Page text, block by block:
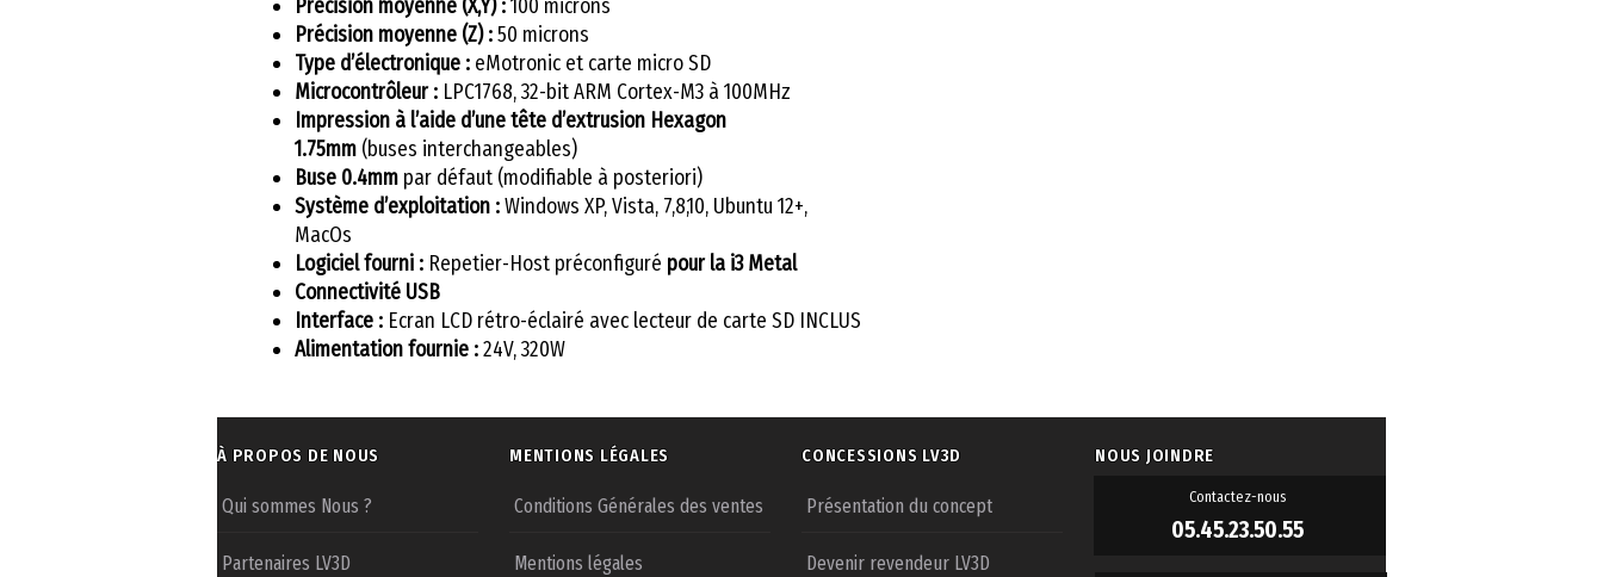
Précision moyenne (X,Y) :100 microns
Précision moyenne (Z) :50 microns
Type d’électronique : eMotronic et carte micro SD
Microcontrôleur : LPC1768, 32-bit ARM Cortex-M3 à 100MHz
Impression à l’aide d’une tête d’extrusion Hexagon
1.75mm (buses interchangeables)
Buse 0.4mm par défaut (modifiable à posteriori)
Système d’exploitation :Windows XP, Vista, 7,8,10, Ubuntu 12+,
MacOs
Logiciel fourni : Repetier-Host préconfiguré pourla i3Metal
Connectivité USB
Interface : Ecran LCD rétro-éclairé avec lecteur de carte SD INCLUS
Alimentation fournie :24V, 320W
À PROPOS DE NOUS
Qui sommes Nous ?
Partenaires LV3D
MENTIONS LÉGALES
Conditions Générales des ventes
Mentions légales
CONCESSIONS LV3D
Présentation du concept
Devenir revendeur LV3D
NOUS JOINDRE
Contactez-nous
05.45.23.50.55